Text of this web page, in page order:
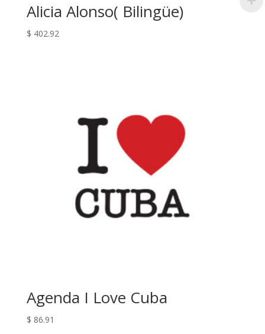
Alicia Alonso( Bilingüe)
$ 402.92
Agenda I Love Cuba
$ 86.91